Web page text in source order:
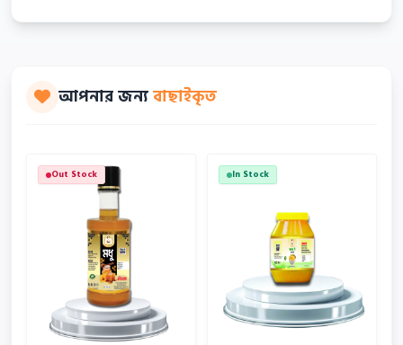
আপনার জন্যবাছাইকৃত
Out Stock In Stock